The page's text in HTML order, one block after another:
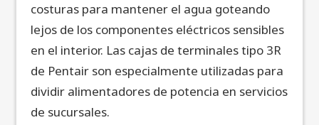
costuras para mantener el agua goteando
lejos de los componentes eléctricos sensibles
en el interior. Las cajas de terminales tipo 3R
de Pentair son especialmente utilizadas para
dividir alimentadores de potencia en servicios
de sucursales.